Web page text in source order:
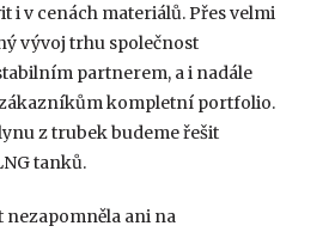
i v cenách materiálů. Přes velmi
vývoj trhu společnost
partnerem, a i nadále
kompletní portfolio.
z trubek budeme řešit
tanků.
nezapomněla ani na